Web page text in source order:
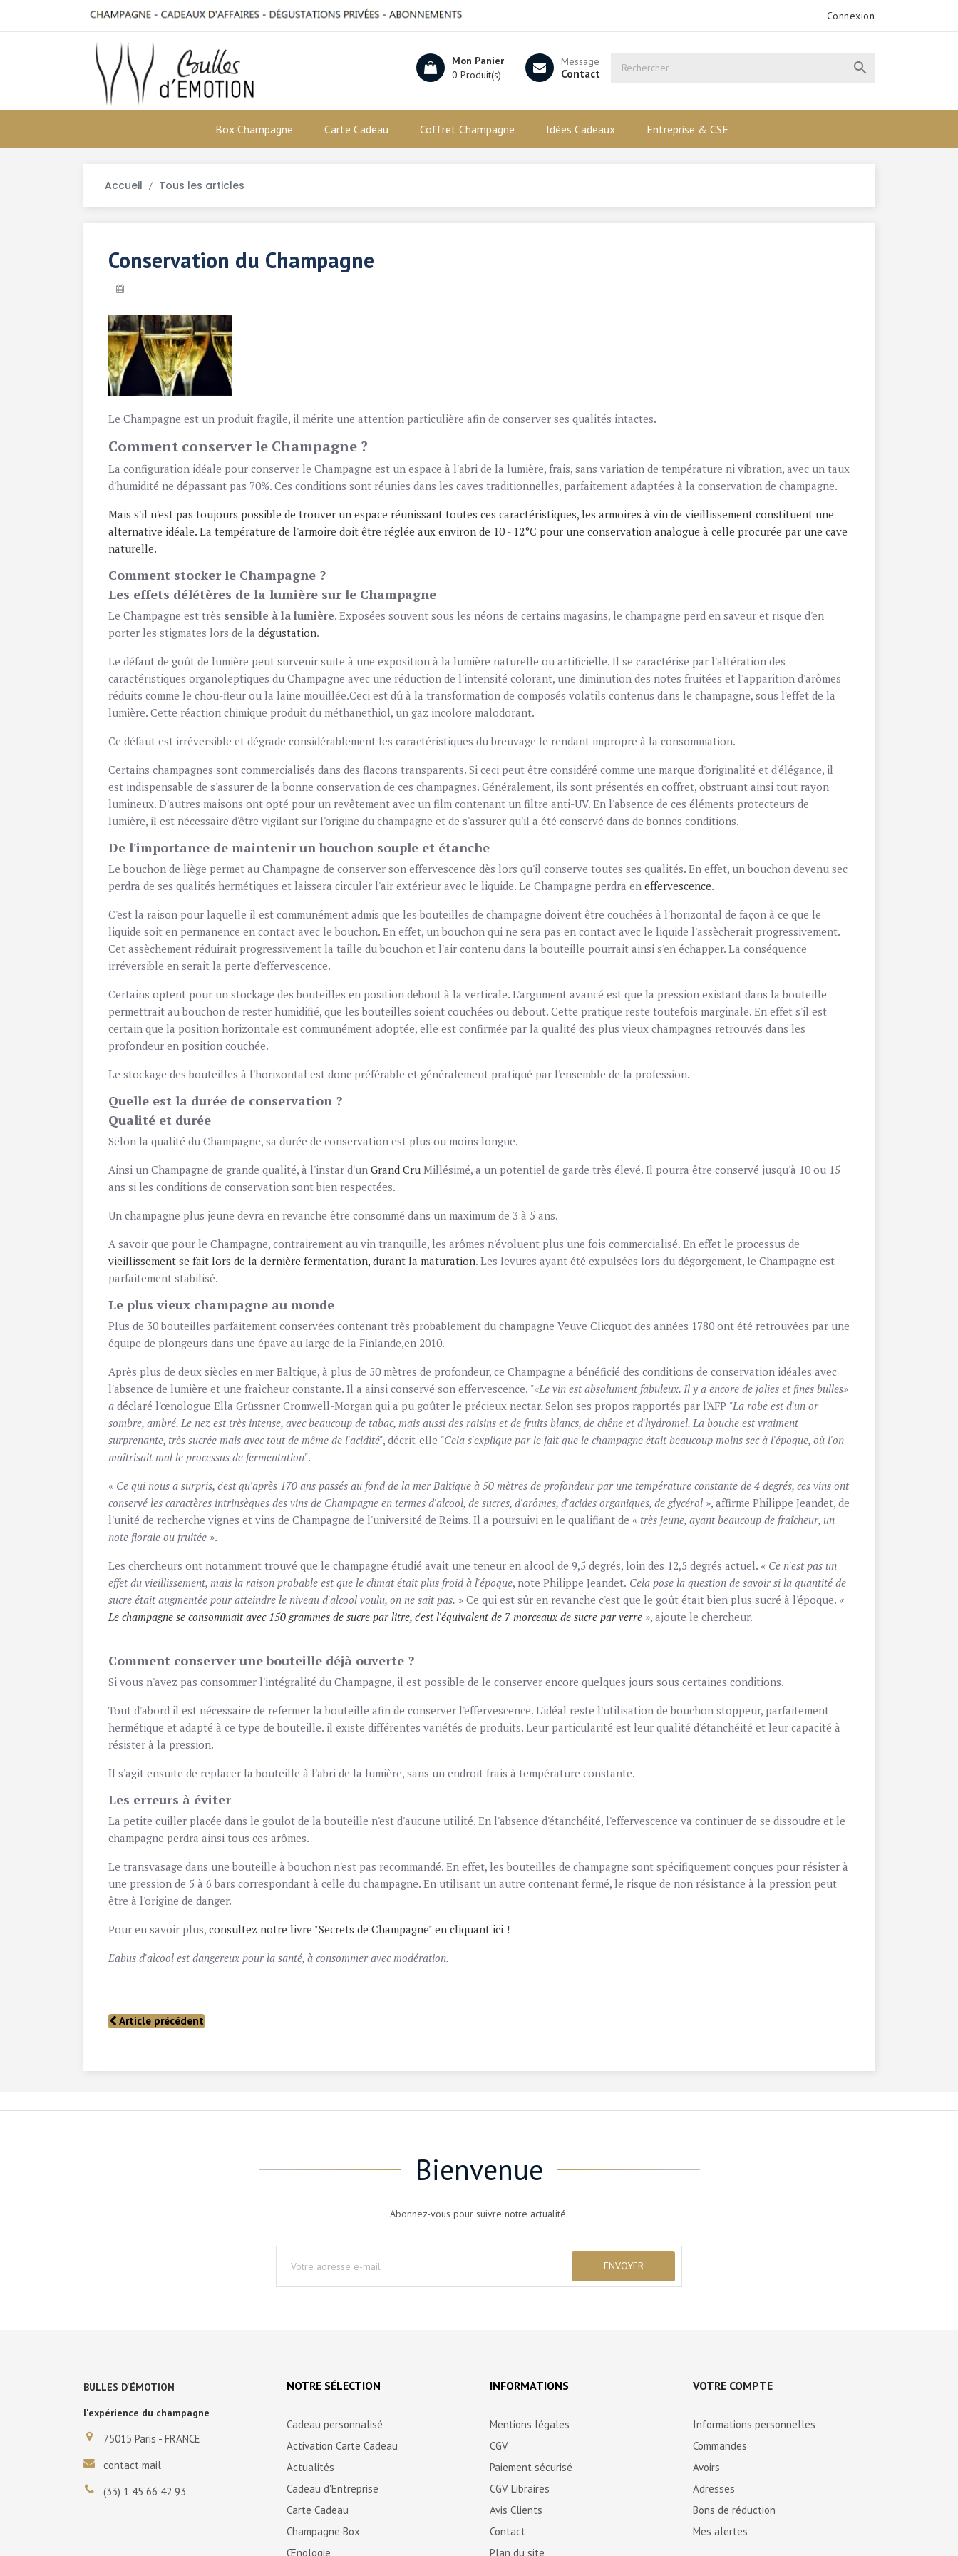
Connexion

Message
Contact
Mon Panier
0 Produit(s)
Box Champagne Carte Cadeau Coffret Champagne Idées Cadeaux Entreprise & CSE
Accueil Tous les articles
Conservation du Champagne
Le Champagne est un produit fragile, il mérite une attention particulière afin de conserver ses qualités intactes.
Comment conserver le Champagne ?
La configuration idéale pour conserver le Champagne est un espace à l'abri de la lumière, frais, sans variation de température ni vibration, avec un taux
d'humidité ne dépassant pas 70%. Ces conditions sont réunies dans les caves traditionnelles, parfaitement adaptées à la conservation de champagne.
Mais s'il n'est pas toujours possible de trouver un espace réunissant toutes ces caractéristiques, les armoires à vin de vieillissement constituent une
alternative idéale. La température de l'armoire doit être réglée aux environ de 10 - 12°C pour une conservation analogue à celle procurée par une cave
naturelle.
Comment stocker le Champagne ?
Les effets délétères de la lumière sur le Champagne
Le Champagne est très sensible à la lumière. Exposées souvent sous les néons de certains magasins, le champagne perd en saveur et risque d'en
porter les stigmates lors de la dégustation.
Le défaut de goût de lumière peut survenir suite à une exposition à la lumière naturelle ou artificielle. Il se caractérise par l'altération des
caractéristiques organoleptiques du Champagne avec une réduction de l'intensité colorant, une diminution des notes fruitées et l'apparition d'arômes
réduits comme le chou-fleur ou la laine mouillée.Ceci est dû à la transformation de composés volatils contenus dans le champagne, sous l'effet de la
lumière. Cette réaction chimique produit du méthanethiol, un gaz incolore malodorant.
Ce défaut est irréversible et dégrade considérablement les caractéristiques du breuvage le rendant impropre à la consommation.
Certains champagnes sont commercialisés dans des flacons transparents. Si ceci peut être considéré comme une marque d'originalité et d'élégance, il
est indispensable de s'assurer de la bonne conservation de ces champagnes. Généralement, ils sont présentés en coffret, obstruant ainsi tout rayon
lumineux. D'autres maisons ont opté pour un revêtement avec un film contenant un filtre anti-UV. En l'absence de ces éléments protecteurs de
lumière, il est nécessaire d'être vigilant sur l'origine du champagne et de s'assurer qu'il a été conservé dans de bonnes conditions.
De l'importance de maintenir un bouchon souple et étanche
Le bouchon de liège permet au Champagne de conserver son effervescence dès lors qu'il conserve toutes ses qualités. En effet, un bouchon devenu sec
perdra de ses qualités hermétiques et laissera circuler l'air extérieur avec le liquide. Le Champagne perdra en effervescence.
C'est la raison pour laquelle il est communément admis que les bouteilles de champagne doivent être couchées à l'horizontal de façon à ce que le
liquide soit en permanence en contact avec le bouchon. En effet, un bouchon qui ne sera pas en contact avec le liquide l'assècherait progressivement.
Cet assèchement réduirait progressivement la taille du bouchon et l'air contenu dans la bouteille pourrait ainsi s'en échapper. La conséquence
irréversible en serait la perte d'effervescence.
Certains optent pour un stockage des bouteilles en position debout à la verticale. L'argument avancé est que la pression existant dans la bouteille
permettrait au bouchon de rester humidifié, que les bouteilles soient couchées ou debout. Cette pratique reste toutefois marginale. En effet s'il est
certain que la position horizontale est communément adoptée, elle est confirmée par la qualité des plus vieux champagnes retrouvés dans les
profondeur en position couchée.
Le stockage des bouteilles à l'horizontal est donc préférable et généralement pratiqué par l'ensemble de la profession.
Quelle est la durée de conservation ?
Qualité et durée
Selon la qualité du Champagne, sa durée de conservation est plus ou moins longue.
Ainsi un Champagne de grande qualité, à l'instar d'un Grand Cru Millésimé, a un potentiel de garde très élevé. Il pourra être conservé jusqu'à 10 ou 15
ans si les conditions de conservation sont bien respectées.
Un champagne plus jeune devra en revanche être consommé dans un maximum de 3 à 5 ans.
A savoir que pour le Champagne, contrairement au vin tranquille, les arômes n'évoluent plus une fois commercialisé. En effet le processus de
vieillissement se fait lors de la dernière fermentation, durant la maturation. Les levures ayant été expulsées lors du dégorgement, le Champagne est
parfaitement stabilisé.
Le plus vieux champagne au monde
Plus de 30 bouteilles parfaitement conservées contenant très probablement du champagne Veuve Clicquot des années 1780 ont été retrouvées par une
équipe de plongeurs dans une épave au large de la Finlande,en 2010.
Après plus de deux siècles en mer Baltique, à plus de 50 mètres de profondeur, ce Champagne a bénéficié des conditions de conservation idéales avec
l'absence de lumière et une fraîcheur constante. Il a ainsi conservé son effervescence. "«Le vin est absolument fabuleux. Il y a encore de jolies et fines bulles»
a déclaré l'œnologue Ella Grüssner Cromwell-Morgan qui a pu goûter le précieux nectar. Selon ses propos rapportés par l'AFP "La robe est d'un or
sombre, ambré. Le nez est très intense, avec beaucoup de tabac, mais aussi des raisins et de fruits blancs, de chêne et d'hydromel. La bouche est vraiment
surprenante, très sucrée mais avec tout de même de l'acidité", décrit-elle "Cela s'explique par le fait que le champagne était beaucoup moins sec à l'époque, où l'on
maîtrisait mal le processus de fermentation".
« Ce qui nous a surpris, c'est qu'après 170 ans passés au fond de la mer Baltique à 50 mètres de profondeur par une température constante de 4 degrés, ces vins ont
conservé les caractères intrinsèques des vins de Champagne en termes d'alcool, de sucres, d'arômes, d'acides organiques, de glycérol », affirme Philippe Jeandet, de
l'unité de recherche vignes et vins de Champagne de l'université de Reims. Il a poursuivi en le qualifiant de « très jeune, ayant beaucoup de fraîcheur, un
note florale ou fruitée ».
Les chercheurs ont notamment trouvé que le champagne étudié avait une teneur en alcool de 9,5 degrés, loin des 12,5 degrés actuel. « Ce n'est pas un
effet du vieillissement, mais la raison probable est que le climat était plus froid à l'époque, note Philippe Jeandet. Cela pose la question de savoir si la quantité de
sucre était augmentée pour atteindre le niveau d'alcool voulu, on ne sait pas. » Ce qui est sûr en revanche c'est que le goût était bien plus sucré à l'époque. «
Le champagne se consommait avec 150 grammes de sucre par litre, c'est l'équivalent de 7 morceaux de sucre par verre », ajoute le chercheur.
Comment conserver une bouteille déjà ouverte ?
Si vous n'avez pas consommer l'intégralité du Champagne, il est possible de le conserver encore quelques jours sous certaines conditions.
Tout d'abord il est nécessaire de refermer la bouteille afin de conserver l'effervescence. L'idéal reste l'utilisation de bouchon stoppeur, parfaitement
hermétique et adapté à ce type de bouteille. il existe différentes variétés de produits. Leur particularité est leur qualité d'étanchéité et leur capacité à
résister à la pression.
Il s'agit ensuite de replacer la bouteille à l'abri de la lumière, sans un endroit frais à température constante.
Les erreurs à éviter
La petite cuiller placée dans le goulot de la bouteille n'est d'aucune utilité. En l'absence d'étanchéité, l'effervescence va continuer de se dissoudre et le
champagne perdra ainsi tous ces arômes.
Le transvasage dans une bouteille à bouchon n'est pas recommandé. En effet, les bouteilles de champagne sont spécifiquement conçues pour résister à
une pression de 5 à 6 bars correspondant à celle du champagne. En utilisant un autre contenant fermé, le risque de non résistance à la pression peut
être à l'origine de danger.
Pour en savoir plus, consultez notre livre "Secrets de Champagne" en cliquant ici !
L'abus d'alcool est dangereux pour la santé, à consommer avec modération.
Article précédent
Bienvenue
Abonnez-vous pour suivre notre actualité.
BULLES D'ÉMOTION
l'expérience du champagne
75015 Paris - FRANCE
contact mail
(33) 1 45 66 42 93
NOTRE SÉLECTION
Cadeau personnalisé
Activation Carte Cadeau
Actualités
Cadeau d'Entreprise
Carte Cadeau
Champagne Box
Œnologie
INFORMATIONS
Mentions légales
CGV
Paiement sécurisé
CGV Libraires
Avis Clients
Contact
Plan du site
VOTRE COMPTE
Informations personnelles
Commandes
Avoirs
Adresses
Bons de réduction
Mes alertes